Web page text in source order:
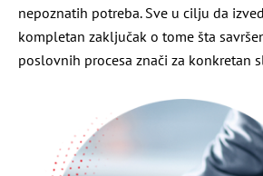
nepoznatih potreba. Sve u cilju da
kompletan zaključak o tome šta
poslovnih procesa znači za konkretan